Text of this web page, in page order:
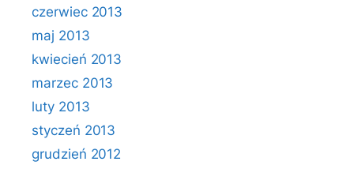
czerwiec 2013
maj 2013
kwiecień 2013
marzec 2013
luty 2013
styczeń 2013
grudzień 2012